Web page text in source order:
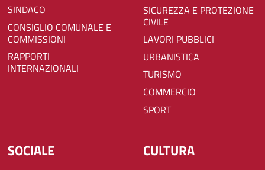
SINDACO
CONSIGLIO COMUNALE E
COMMISSIONI
RAPPORTI
INTERNAZIONALI
SICUREZZA E PROTEZIONE
CIVILE
LAVORI PUBBLICI
URBANISTICA
TURISMO
COMMERCIO
SPORT
SOCIALE CULTURA